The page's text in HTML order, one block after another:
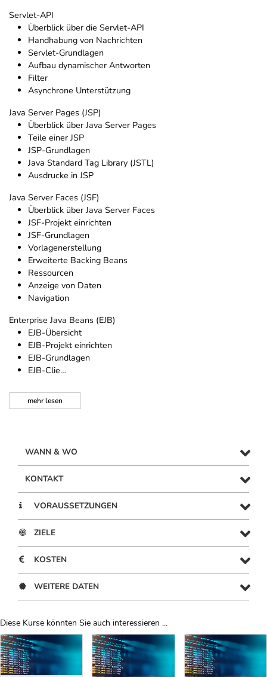
Servlet-API
Überblick über die Servlet-API
Handhabung von Nachrichten
Servlet-Grundlagen
Aufbau dynamischer Antworten
Filter
Asynchrone Unterstützung
Java Server Pages (JSP)
Überblick über Java Server Pages
Teile einer JSP
JSP-Grundlagen
Java Standard Tag Library (JSTL)
Ausdrucke in JSP
Java Server Faces (JSF)
Überblick über Java Server Faces
JSF-Projekt einrichten
JSF-Grundlagen
Vorlagenerstellung
Erweiterte Backing Beans
Ressourcen
Anzeige von Daten
Navigation
Enterprise Java Beans (EJB)
EJB-Übersicht
EJB-Projekt einrichten
EJB-Grundlagen
EJB-Clie…
mehrlesen
WANN & WO
KONTAKT
VORAUSSETZUNGEN
ZIELE
KOSTEN
WEITERE DATEN
Diese Kurse könnten Sie auch interessieren ...
Uber Weiterbildungsvorschläge